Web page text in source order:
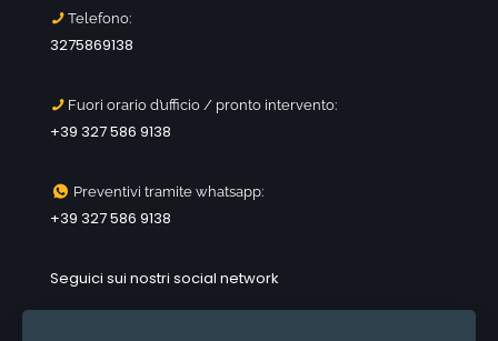
Telefono:
3275869138
Fuori orario d’ufficio / pronto intervento:
+39 327 586 9138
Preventivi tramite whatsapp:
+39 327 586 9138
Seguici sui nostri social network